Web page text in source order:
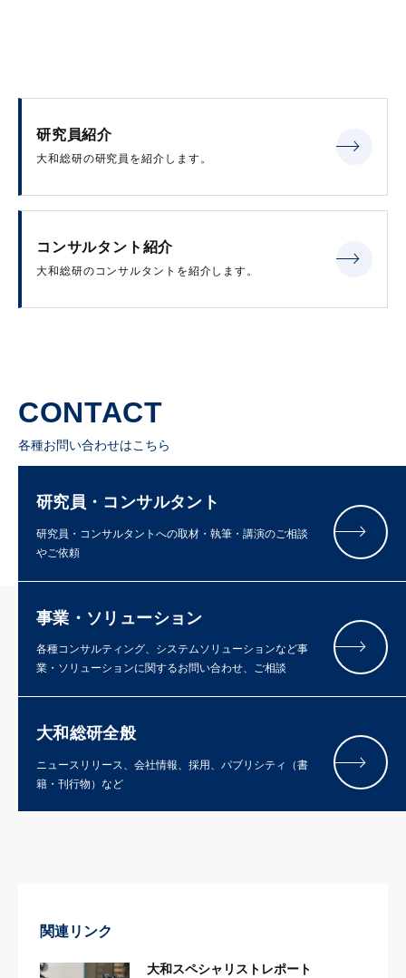
研究員紹介
大和総研の研究員を紹介します。
コンサルタント紹介
大和総研のコンサルタントを紹介します。
CONTACT
各種お問い合わせはこちら
研究員・コンサルタント
研究員・コンサルタントへの取材・執筆・講演のご相談
やご依頼
事業・ソリューション
各種コンサルティング、システムソリューションなど事
業・ソリューションに関するお問い合わせ、ご相談
大和総研全般
ニュースリリース、会社情報、採用、パブリシティ（書
籍・刊行物）など
関連リンク
大和スペシャリストレポート